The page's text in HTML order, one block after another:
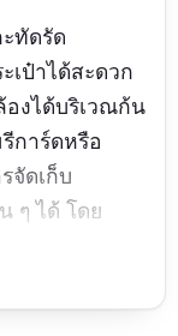
ทัดรัด
ป๋าได้สะดวก
งได้บริเวณก้น
การ์ดหรือ
จัดเก็บ
ๆ ได้ โดย